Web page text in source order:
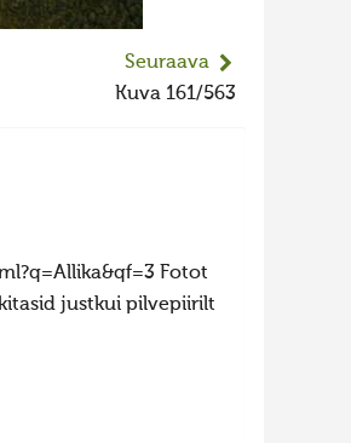
Seuraava
Kuva 161/563
Fotot
justkui pilvepiirilt